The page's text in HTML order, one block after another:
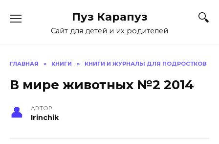
Пуз Карапуз
Сайт для детей и их родителей
ГЛАВНАЯ » КНИГИ » КНИГИ И ЖУРНАЛЫ ДЛЯ ПОДРОСТКОВ
В мире животных №2 2014
АВТОР
Irinchik